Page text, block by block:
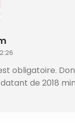
obligatoire.
de 2018